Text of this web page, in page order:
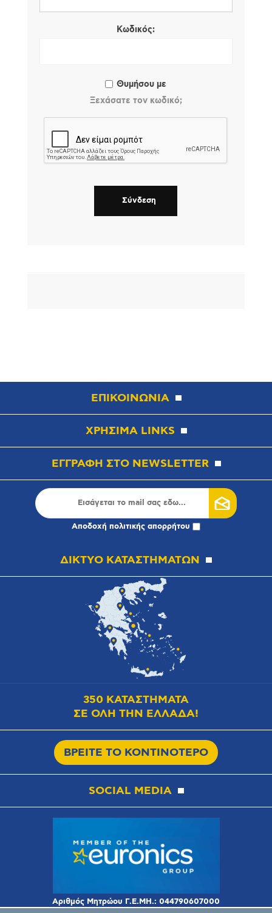
Κωδικός:
Θυμήσου με
Ξεχάσατε τον κωδικό;
ΕΠΙΚΟΙΝΩΝΙΑ
ΧΡΗΣΙΜΑ LINKS
ΕΓΓΡΑΦΗ ΣΤΟ NEWSLETTER
Αποδοχή πολιτικής απορρήτου
ΔΙΚΤΥΟ ΚΑΤΑΣΤΗΜΑΤΩΝ
350 ΚΑΤΑΣΤΗΜΑΤΑ
ΣΕ ΟΛΗ ΤΗΝ ΕΛΛΑΔΑ!
ΒΡΕΙΤΕ ΤΟ ΚΟΝΤΙΝΟΤΕΡΟ
SOCIAL MEDIA